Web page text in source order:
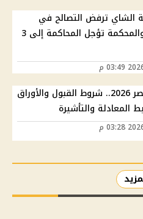
الشاي ترفض التصالح في
قضية الدهس والمحكمة تؤجل المحاكمة إلى 3
الدراسة خارج مصر 2026.. شروط القبول والأوراق
المعادلة والتأشيرة